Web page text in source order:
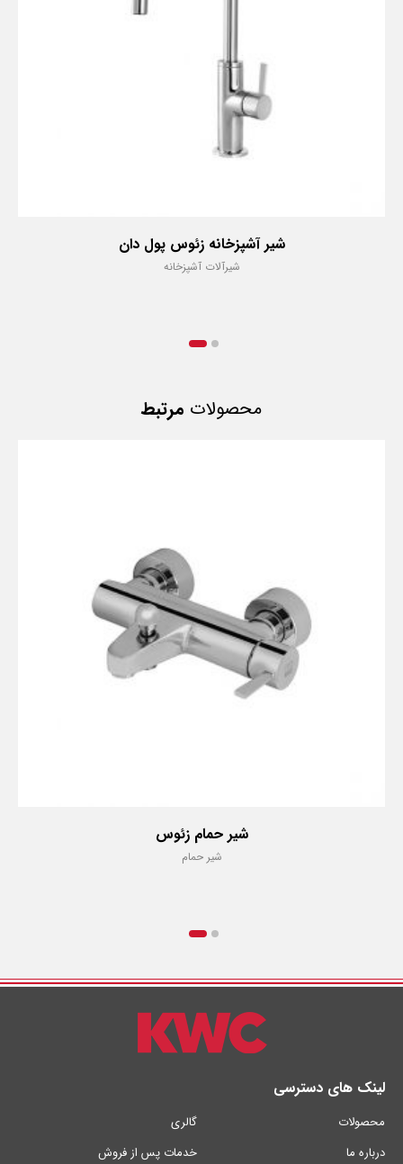
شیر آشپزخانه زئوس پول دان
شیرآلات آشپزخانه
محصولات مرتبط
شیر حمام زئوس
شیر حمام
لینک های دسترسی
محصولات
درباره ما
گالری
خدمات پس از فروش